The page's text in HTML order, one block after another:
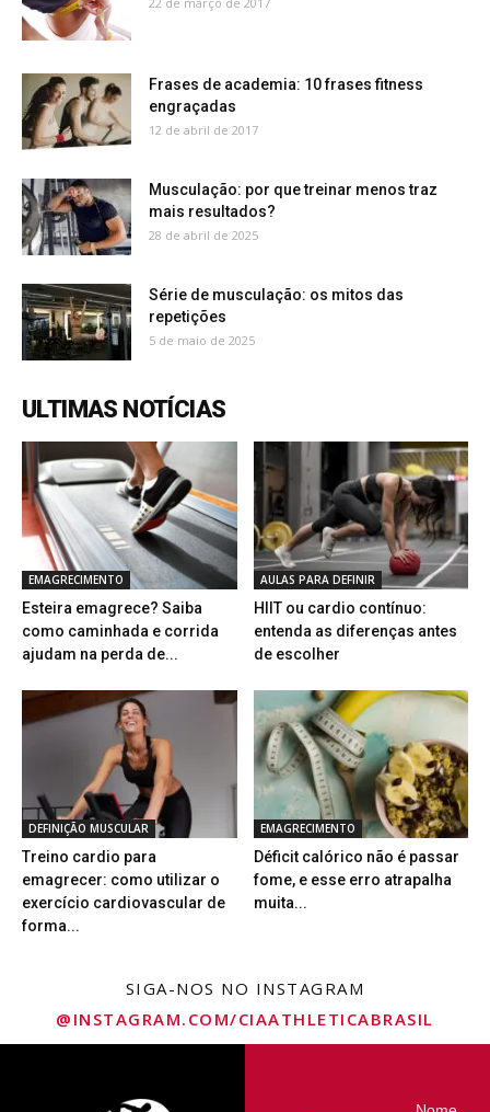
Frases de academia: 10 frases fitness
engraçadas
12 de abril de 2017
Musculação: por que treinar menos traz
mais resultados?
28 de abril de 2025
Série de musculação: os mitos das
repetições
5 de maio de 2025
ULTIMAS NOTÍCIAS
EMAGRECIMENTO
Esteira emagrece? Saiba
como caminhada e corrida
ajudam na perda de...
AULAS PARA DEFINIR
HIIT ou cardio contínuo:
entenda as diferenças antes
de escolher
DEFINIÇÃO MUSCULAR
Treino cardio para
emagrecer: como utilizar o
exercício cardiovascular de
forma...
EMAGRECIMENTO
Déficit calórico não é passar
fome, e esse erro atrapalha
muita...
SIGA-NOS NO INSTAGRAM
@INSTAGRAM.COM/CIAATHLETICABRASIL